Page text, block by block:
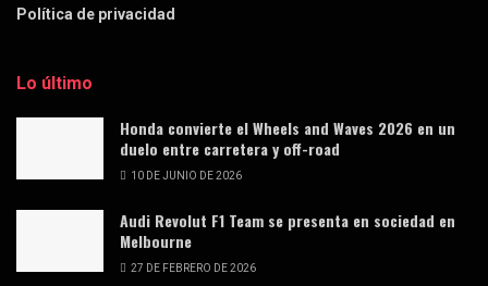
Política de privacidad
Lo último
Honda convierte el Wheels and Waves 2026 en un
duelo entre carretera y off-road
10 DE JUNIO DE 2026
Audi Revolut F1 Team se presenta en sociedad en
Melbourne
27 DE FEBRERO DE 2026